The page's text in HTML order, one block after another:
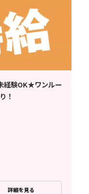
経験OK★ワンルー
！
詳細を見る